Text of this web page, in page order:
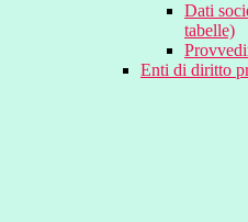
Dati
tabelle)
Enti di diritto